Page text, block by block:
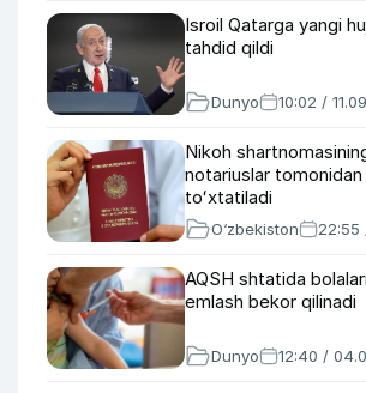
Isroil Qatarga yangi
tahdid qildi
Dunyo 10:02 /
Nikoh
notariuslar
toʻxtatiladi
O‘zbekiston 22:55
AQSH shtatida
emlash bekor qilinadi
Dunyo 12:40 /